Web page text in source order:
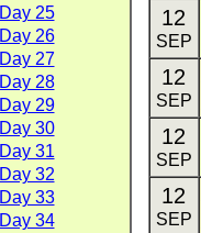
Day 25
Day 26
Day 27
Day 28
Day 29
Day 30
Day 31
Day 32
Day 33
Day 34
12
SEP
12
SEP
12
SEP
12
SEP